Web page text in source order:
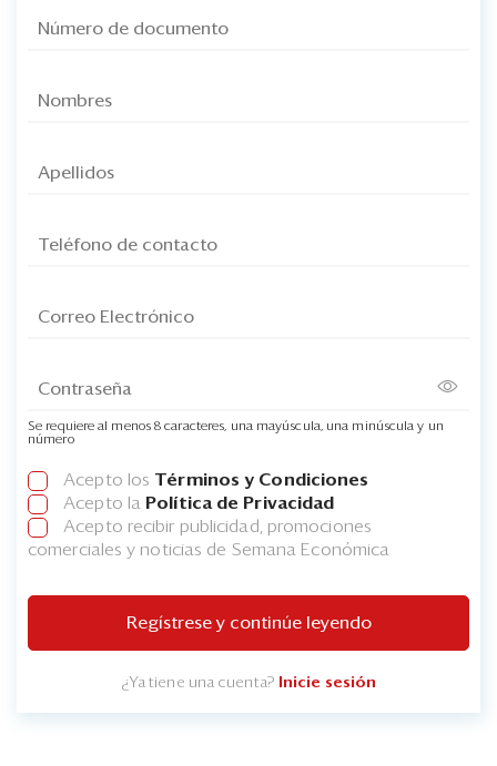
Se requiere al menos 8 caracteres, una mayúscula, una minúscula y un
número
Acepto los Términos y Condiciones
Acepto la Política de Privacidad
Acepto recibir publicidad, promociones
comerciales y noticias de Semana Económica
Regístrese y continúe leyendo
¿Ya tiene una cuenta? Inicie sesión